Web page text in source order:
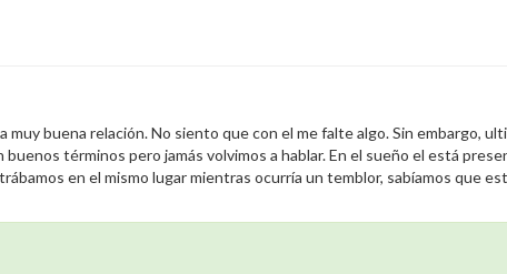
buena relación. No siento que con el me falte algo. Sin embargo,
términos pero jamás volvimos a hablar. En el sueño el está
en el mismo lugar mientras ocurría un temblor, sabíamos que